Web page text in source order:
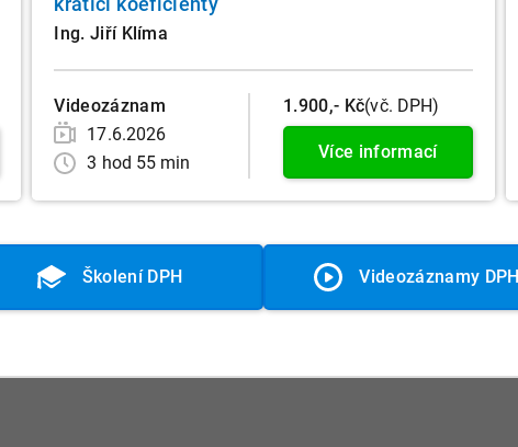
Ing. Jiří Klíma
Videozáznam
17.6.2026
3 hod 55 min
1.900,- Kč(vč. DPH)
Více informací
Školení DPH Videozáznamy DPH